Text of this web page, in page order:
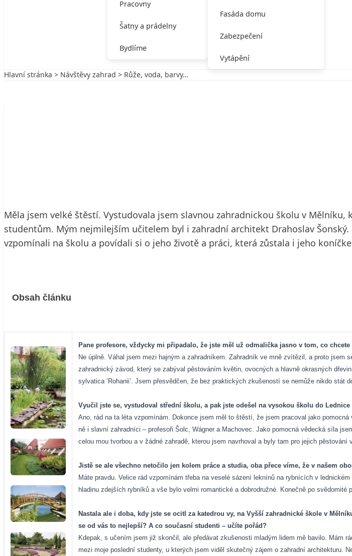
Pracovny
Šatny a prádelny
Bydlíme
Fasáda domu
Zabezpečení
Vytápění
Hlavní stránka > Návštěvy zahrad > Růže, voda, barvy…
Měla jsem velké štěstí. Vystudovala jsem slavnou zahradnickou školu v
studentům. Mým nejmilejším učitelem byl i zahradní architekt Drahoslav
vzpomínali na školu a povídali si o jeho životě a práci, která zůstala i jeho
Obsah článku
Pane profesore, vždycky mi připadalo, že jste měl už odmalička jasno v tom, co
Ne úplně. Váhal jsem mezi hajným a zahradníkem. Zahradník ve mně zvítězil, a proto
zahradnický závod, který se zabýval pěstováním květin, ovocných a hlavně okrasných
sylvatica ‘Rohanii’. Jsem přesvědčen, že bez praktických zkušeností se nemůže nikdo stát
Vyučil jste se, vystudoval střední školu, a pak jste odešel na vysokou školu do
Ano, rád na ta léta vzpomínám. Dokonce jsem měl to štěstí, že jsem pracoval jako
ně i slavní zahradníci – profesoři Šolc, Wágner a Machovec. Jako pomocná vědecká síla
celou mou tvorbou a v žádné zahradě, kterou jsem navrhoval a byly tam pro jejich pěstování
Jistě se ale všechno netočilo jen kolem práce a studia, oba přece víme, že v našem
Máte pravdu. Velice rád vzpomínám třeba na veselé sázení leknínů na rybnících v
hladinu zdejších rybníků a vše bylo velmi romantické a dobrodružné. Konečně po svědomité
Nastala ale i doba, kdy jste se ocitl za katedrou vy, na Vyšší zahradnické škole v
se od vás to nejlepší? A co současní studenti – učíte pořád?
Kdepak, s učením jsem již skončil, ale předávat zkušenosti mladým lidem mě bavilo. Mám
mezi moje poslední studenty, u kterých jsem viděl skutečný zájem o zahradní architekturu.